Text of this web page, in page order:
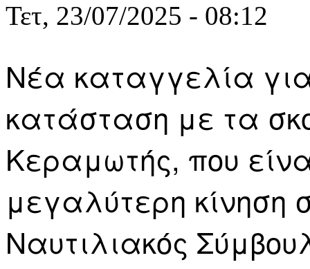
Τετ, 23/07/2025 - 08:12
Nέα καταγγελία
κατάσταση με τα
Κεραμωτής, που
μεγαλύτερη κίνηση
Ναυτιλιακός